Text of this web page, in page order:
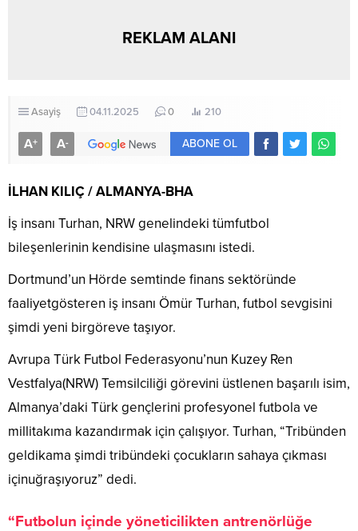
REKLAM ALANI
Asayiş 04.11.2025 0 210
A+ A- ABONE OL
İLHAN KILIÇ / ALMANYA-BHA
İş insanı Turhan, NRW genelindeki tümfutbol
bileşenlerinin kendisine ulaşmasını istedi.
Dortmund’un Hörde semtinde finans sektöründe
faaliyetgösteren iş insanı Ömür Turhan, futbol sevgisini
şimdi yeni birgöreve taşıyor.
Avrupa Türk Futbol Federasyonu’nun Kuzey Ren
Vestfalya(NRW) Temsilciliği görevini üstlenen başarılı isim,
Almanya’daki Türk gençlerini profesyonel futbola ve
millitakıma kazandırmak için çalışıyor. Turhan, “Tribünden
geldikama şimdi tribündeki çocukların sahaya çıkması
içinuğraşıyoruz” dedi.
“Futbolun içinde yöneticilikten antrenörlüğe